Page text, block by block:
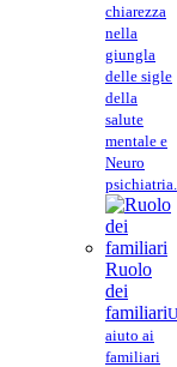
chiarezza
nella
giungla
delle sigle
della
salute
mentale e
Neuro
psichiatria.
Ruolo
dei
familiari
aiuto ai
familiari